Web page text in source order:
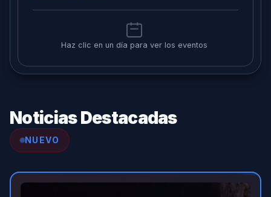
Haz clic en un día para ver los eventos
Noticias Destacadas
NUEVO